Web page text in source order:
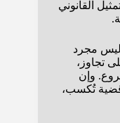
القانوني
ليس مجرد
تجاوز،
وإن
قضية تُكسب،